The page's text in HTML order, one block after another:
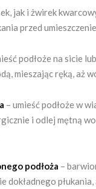
jak i żwirek
przed
podłoże na sicie
mieszając ręką, aż
– umieść podłoże w
i odlej mętną
podłoża –
dokładnego płukania,